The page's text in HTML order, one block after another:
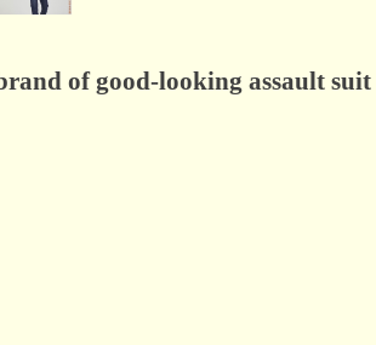
of good-looking assault suit